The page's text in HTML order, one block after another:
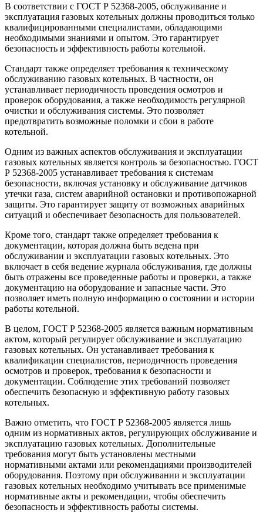
В соответствии с ГОСТ Р 52368-2005, обслуживание и
эксплуатация газовых котельных должны проводиться только
квалифицированными специалистами, обладающими
необходимыми знаниями и опытом. Это гарантирует
безопасность и эффективность работы котельной.
Стандарт также определяет требования к техническому
обслуживанию газовых котельных. В частности, он
устанавливает периодичность проведения осмотров и
проверок оборудования, а также необходимость регулярной
очистки и обслуживания системы. Это позволяет
предотвратить возможные поломки и сбои в работе
котельной.
Одним из важных аспектов обслуживания и эксплуатации
газовых котельных является контроль за безопасностью. ГОСТ
Р 52368-2005 устанавливает требования к системам
безопасности, включая установку и обслуживание датчиков
утечки газа, систем аварийной остановки и противопожарной
защиты. Это гарантирует защиту от возможных аварийных
ситуаций и обеспечивает безопасность для пользователей.
Кроме того, стандарт также определяет требования к
документации, которая должна быть ведена при
обслуживании и эксплуатации газовых котельных. Это
включает в себя ведение журнала обслуживания, где должны
быть отражены все проведенные работы и проверки, а также
документацию на оборудование и запасные части. Это
позволяет иметь полную информацию о состоянии и истории
работы котельной.
В целом, ГОСТ Р 52368-2005 является важным нормативным
актом, который регулирует обслуживание и эксплуатацию
газовых котельных. Он устанавливает требования к
квалификации специалистов, периодичность проведения
осмотров и проверок, требования к безопасности и
документации. Соблюдение этих требований позволяет
обеспечить безопасную и эффективную работу газовых
котельных.
Важно отметить, что ГОСТ Р 52368-2005 является лишь
одним из нормативных актов, регулирующих обслуживание и
эксплуатацию газовых котельных. Дополнительные
требования могут быть установлены местными
нормативными актами или рекомендациями производителей
оборудования. Поэтому при обслуживании и эксплуатации
газовых котельных необходимо учитывать все применимые
нормативные акты и рекомендации, чтобы обеспечить
безопасность и эффективность работы системы.